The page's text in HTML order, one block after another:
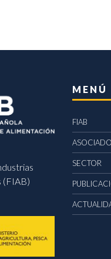
(FIAB)
MENÚ
FIAB
SECTOR